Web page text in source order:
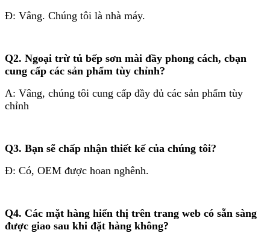
Đ: Vâng. Chúng tôi là nhà máy.
Q2. Ngoại trừ tủ bếp sơn mài đầy phong cách, cbạn
cung cấp các sản phẩm tùy chỉnh?
A: Vâng, chúng tôi cung cấp đầy đủ các sản phẩm tùy
chỉnh
Q3. Bạn sẽ chấp nhận thiết kế của chúng tôi?
Đ: Có, OEM được hoan nghênh.
Q4. Các mặt hàng hiển thị trên trang web có sẵn sàng
được giao sau khi đặt hàng không?